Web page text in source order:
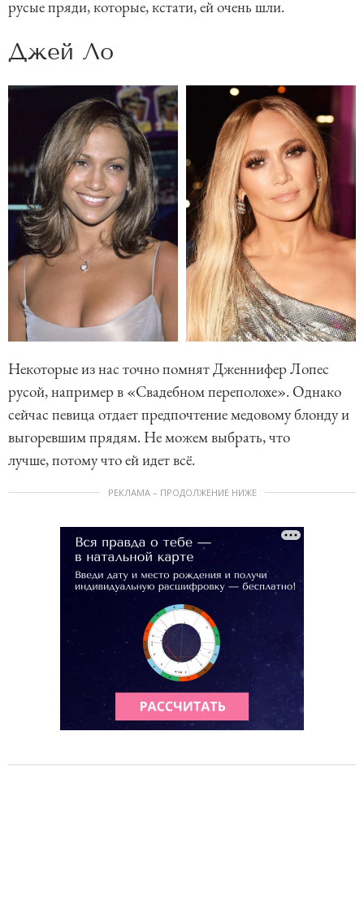
русые пряди, которые, кстати, ей очень шли.
Джей Ло
Некоторые из нас точно помнят Дженнифер Лопес
русой, например в «Свадебном переполохе». Однако
сейчас певица отдает предпочтение медовому блонду и
выгоревшим прядям. Не можем выбрать, что
лучше, потому что ей идет всё.
РЕКЛАМА – ПРОДОЛЖЕНИЕ НИЖЕ